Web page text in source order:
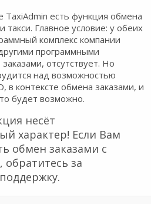
TaxiAdmin есть функция обмена
Главное условие: у обеих
комплекс компании
программными
отсутствует. Но
над возможностью
в контексте обмена заказами, и
будет возможно.
несёт
характер! Если Вам
обмен заказами с
обратитесь за